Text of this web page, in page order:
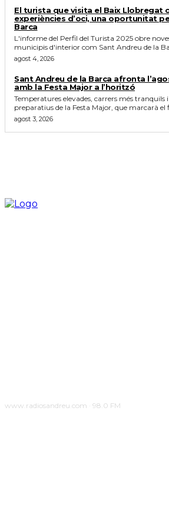
El turista que visita el Baix Llobregat
experiències d’oci, una oportunitat
Barca
L'informe del Perfil del Turista 2025 obre
municipis d'interior com Sant Andreu de la
agost 4, 2026
Sant Andreu de la Barca afronta
amb la Festa Major a l’horitzó
Temperatures elevades, carrers més tranquils
preparatius de la Festa Major, que marcarà el
agost 3, 2026
www.radiosandreu.com · 98.0 FM